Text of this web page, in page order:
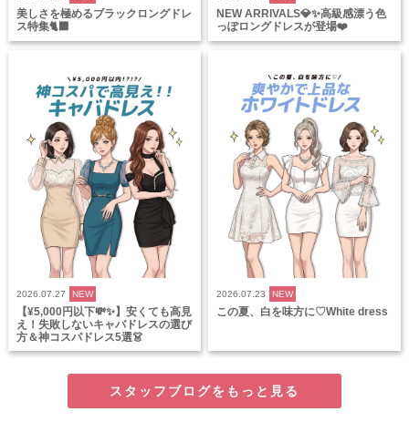
美しさを極めるブラックロングドレ
ス特集🐈‍⬛
NEW ARRIVALS💎✨高級感漂う色
っぽロングドレスが登場❤️
2026.07.27 NEW
【¥5,000円以下💸✨】安くても高見
え！失敗しないキャバドレスの選び
方＆神コスパドレス5選👗
2026.07.23 NEW
この夏、白を味方に♡White dress
スタッフブログをもっと見る